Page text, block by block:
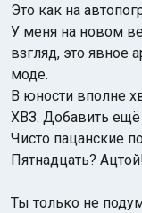
Это как на
У меня на новом
взгляд, это явное
моде.
В юности вполне
ХВЗ. Добавить ещё
Чисто пацанские
Пятнадцать?
Ты только не